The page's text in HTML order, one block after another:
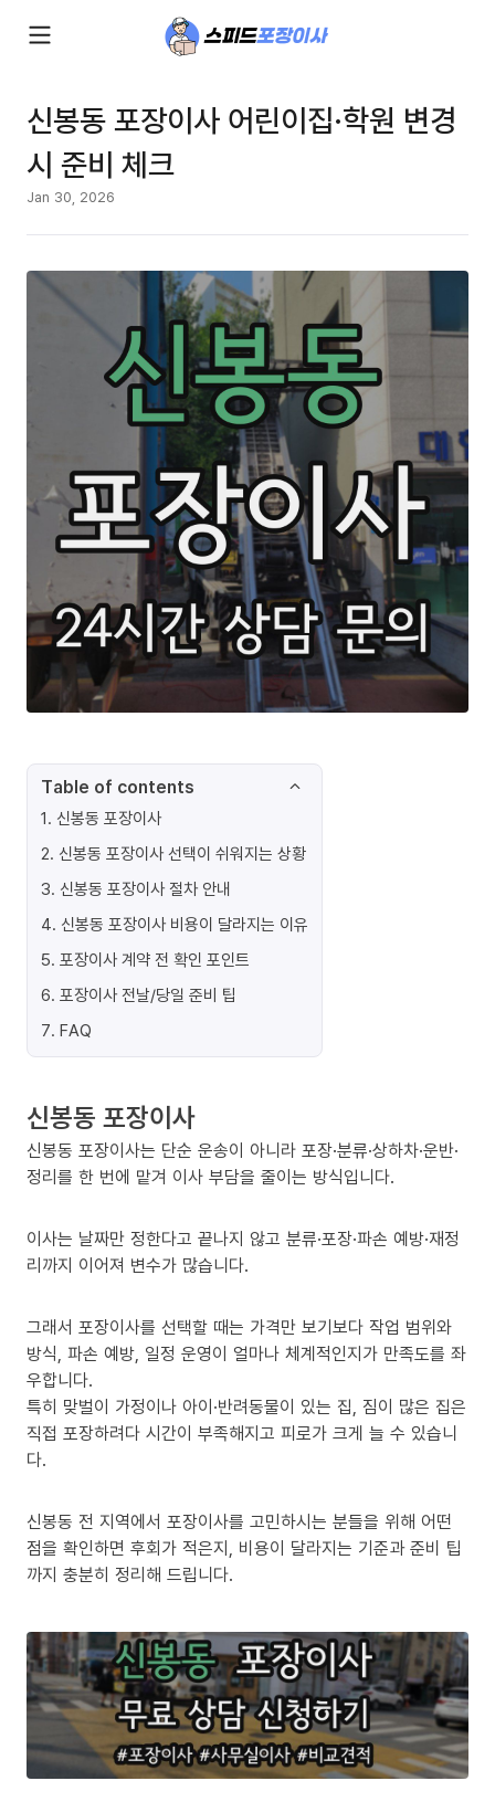
신봉동 포장이사 어린이집·학원 변경
시 준비 체크
Jan 30, 2026
Table of contents
1. 신봉동 포장이사
2. 신봉동 포장이사 선택이 쉬워지는 상황
3. 신봉동 포장이사 절차 안내
4. 신봉동 포장이사 비용이 달라지는 이유
5. 포장이사 계약 전 확인 포인트
6. 포장이사 전날/당일 준비 팁
7. FAQ
신봉동 포장이사
신봉동 포장이사는 단순 운송이 아니라 포장·분류·상하차·운반·
정리를 한 번에 맡겨 이사 부담을 줄이는 방식입니다.
이사는 날짜만 정한다고 끝나지 않고 분류·포장·파손 예방·재정
리까지 이어져 변수가 많습니다.
그래서 포장이사를 선택할 때는 가격만 보기보다 작업 범위와
방식, 파손 예방, 일정 운영이 얼마나 체계적인지가 만족도를 좌
우합니다.
특히 맞벌이 가정이나 아이·반려동물이 있는 집, 짐이 많은 집은
직접 포장하려다 시간이 부족해지고 피로가 크게 늘 수 있습니
다.
신봉동 전 지역에서 포장이사를 고민하시는 분들을 위해 어떤
점을 확인하면 후회가 적은지, 비용이 달라지는 기준과 준비 팁
까지 충분히 정리해 드립니다.